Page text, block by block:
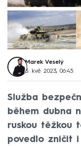
Marek Veselý
3. kvě 2023, 06:45
Služba
během dubna
ruskou těžkou
povedlo zničit